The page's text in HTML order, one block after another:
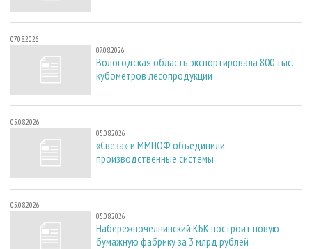
07.08.2026
07.08.2026
Вологодская область экспортировала 800 тыс.
кубометров лесопродукции
05.08.2026
05.08.2026
«Свеза» и ММПОФ объединили
производственные системы
05.08.2026
05.08.2026
Набережночелнинский КБК построит новую
бумажную фабрику за 3 млрд рублей